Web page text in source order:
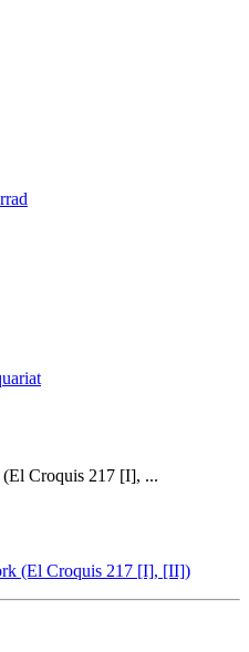
Croquis 217 [I], ...